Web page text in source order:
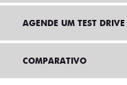
AGENDE UM TEST DRIVE
COMPARATIVO